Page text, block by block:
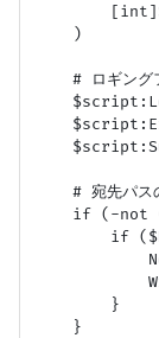
    )
# ロギング
# 宛先パス
if (-not
if
        }
    }